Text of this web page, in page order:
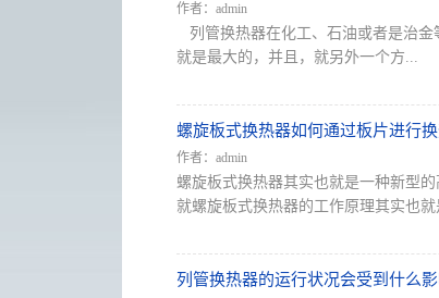
作者：admin
列管换热器在化工、石油或者是治金
就是最大的，并且，就另外一个方...
螺旋板式换热器如何通过板片进行
作者：admin
螺旋板式换热器其实也就是一种新型
就螺旋板式换热器的工作原理其实也
列管换热器的运行状况会受到什么影